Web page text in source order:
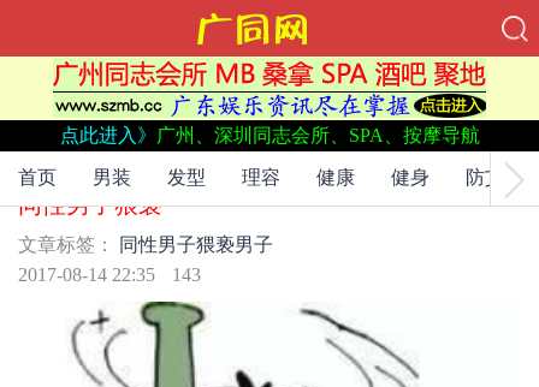
点此进入》 广州、深圳同志会所、SPA、按摩导航
首页 男装 发型 理容 健康 健身 防艾
文章标签：同性男子 猥亵男子
男子酒后树下睡着失财又失色 查看监控得知遭
同性男子猥亵
文章标签： 同性男子猥亵男子
2017-08-14 22:35
143